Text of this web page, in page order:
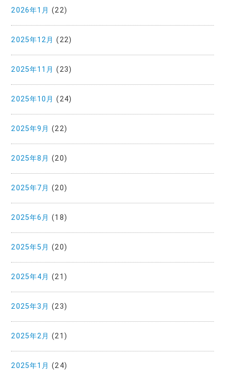
2026年1月 (22)
2025年12月 (22)
2025年11月 (23)
2025年10月 (24)
2025年9月 (22)
2025年8月 (20)
2025年7月 (20)
2025年6月 (18)
2025年5月 (20)
2025年4月 (21)
2025年3月 (23)
2025年2月 (21)
2025年1月 (24)